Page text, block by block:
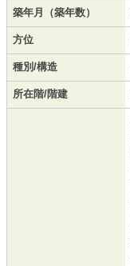
築年月（築年数）
方位
種別/構造
所在階/階建